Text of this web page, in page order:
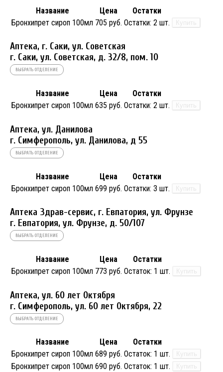
Название Цена
Остатки
Бронхипрет сироп 100мл 705 руб. Остатки: 2 шт. Купить
Аптека, г. Саки, ул. Советская
г. Саки, ул. Советская, д. 32/8, пом. 10
ВЫБРАТЬ ОТДЕЛЕНИЕ
Название Цена
Остатки
Бронхипрет сироп 100мл 635 руб. Остатки: 2 шт. Купить
Аптека, ул. Данилова
г. Симферополь, ул. Данилова, д 55
ВЫБРАТЬ ОТДЕЛЕНИЕ
Название Цена
Остатки
Бронхипрет сироп 100мл 699 руб. Остатки: 3 шт. Купить
Аптека Здрав-сервис, г. Евпатория, ул. Фрунзе
г. Евпатория, ул. Фрунзе, д. 50/107
ВЫБРАТЬ ОТДЕЛЕНИЕ
Название Цена
Остатки
Бронхипрет сироп 100мл 773 руб. Остаток: 1 шт. Купить
Аптека, ул. 60 лет Октября
г. Симферополь, ул. 60 лет Октября, 22
ВЫБРАТЬ ОТДЕЛЕНИЕ
Название Цена
Остатки
Бронхипрет сироп 100мл 689 руб. Остаток: 1 шт. Купить
Бронхипрет сироп 100мл 690 руб. Остаток: 1 шт. Купить